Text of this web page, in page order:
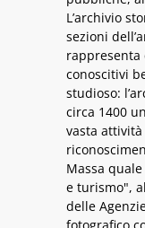
L’archivio
sezioni
conoscitivi
studioso:
circa 1400
vasta attività
Massa
e turismo",
delle